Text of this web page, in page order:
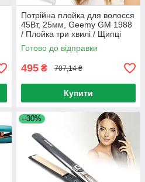
Потрійна плойка для волосся
45Вт, 25мм, Geemy GM 1988
/ Плойка три хвилі / Щипці
для створення хвиль
Готово до відправки
495 ₴ 707,14 ₴
Купити
–30%